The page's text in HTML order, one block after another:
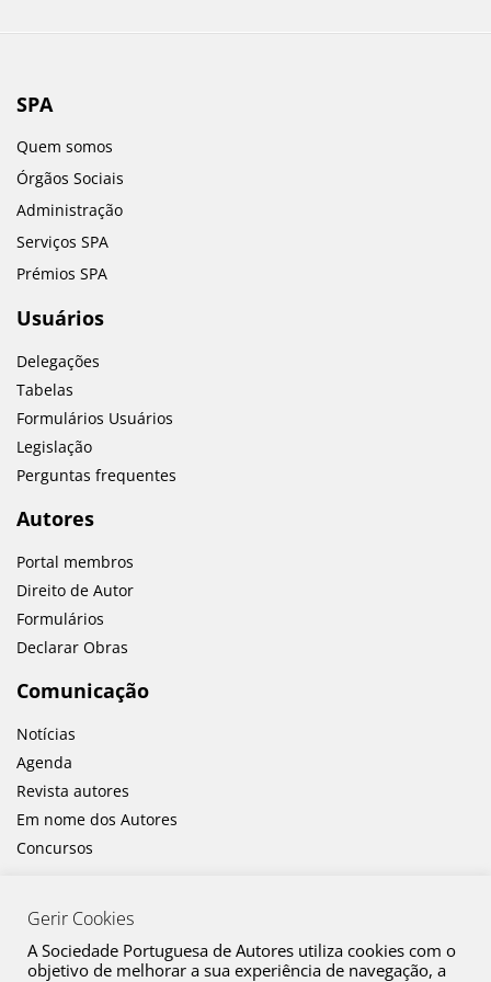
SPA
Quem somos
Órgãos Sociais
Administração
Serviços SPA
Prémios SPA
Usuários
Delegações
Tabelas
Formulários Usuários
Legislação
Perguntas frequentes
Autores
Portal membros
Direito de Autor
Formulários
Declarar Obras
Comunicação
Notícias
Agenda
Revista autores
Em nome dos Autores
Concursos
Gerir Cookies
A Sociedade Portuguesa de Autores utiliza cookies com o
objetivo de melhorar a sua experiência de navegação, a